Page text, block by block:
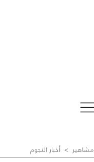
مشاهير > أخبار النجوم